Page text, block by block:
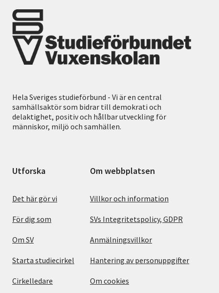
Hela Sveriges studieförbund - Vi är en central
samhällsaktör som bidrar till demokrati och
delaktighet, positiv och hållbar utveckling för
människor, miljö och samhällen.
Utforska
Det här gör vi
För dig som
Om SV
Starta studiecirkel
Cirkelledare
Om webbplatsen
Villkor och information
SVs Integritetspolicy, GDPR
Anmälningsvillkor
Hantering av personuppgifter
Om cookies